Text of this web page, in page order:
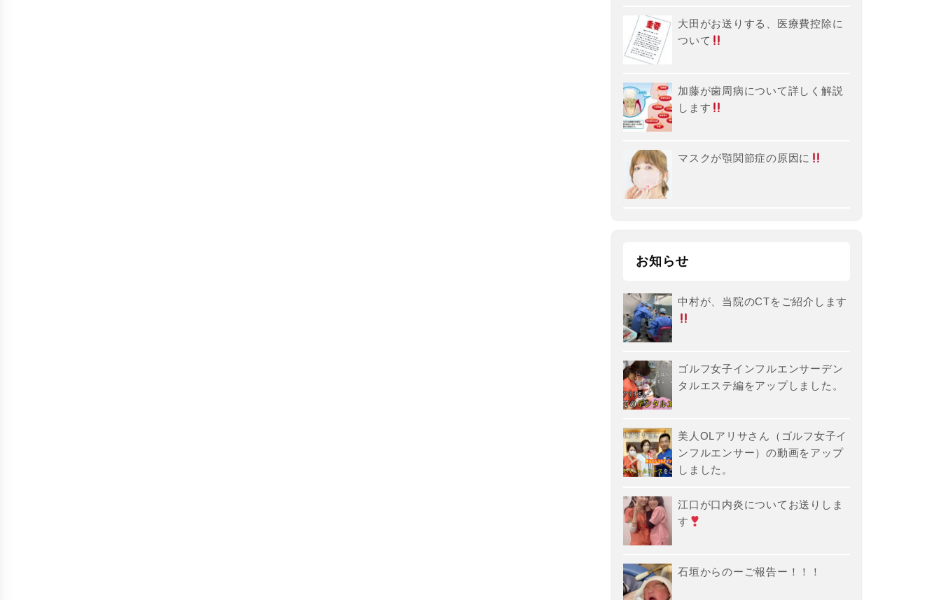
大田がお送りする、医療費控除に
ついて
加藤が歯周病について詳しく解説
します
マスクが顎関節症の原因に
お知らせ
中村が、当院のCTをご紹介します
ゴルフ女子インフルエンサーデン
タルエステ編をアップしました。
美人OLアリサさん（ゴルフ女子イ
ンフルエンサー）の動画をアップ
しました。
江口が口内炎についてお送りしま
す
石垣からのーご報告ー！！！